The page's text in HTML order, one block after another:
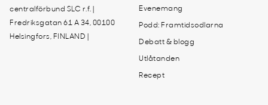
centralförbund SLC r.f. |
Fredriksgatan 61 A 34, 00100
Helsingfors, FINLAND |
Evenemang
Podd: Framtidsodlarna
Debatt & blogg
Utlåtanden
Recept